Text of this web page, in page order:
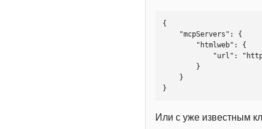
{
}
Или с уже известным